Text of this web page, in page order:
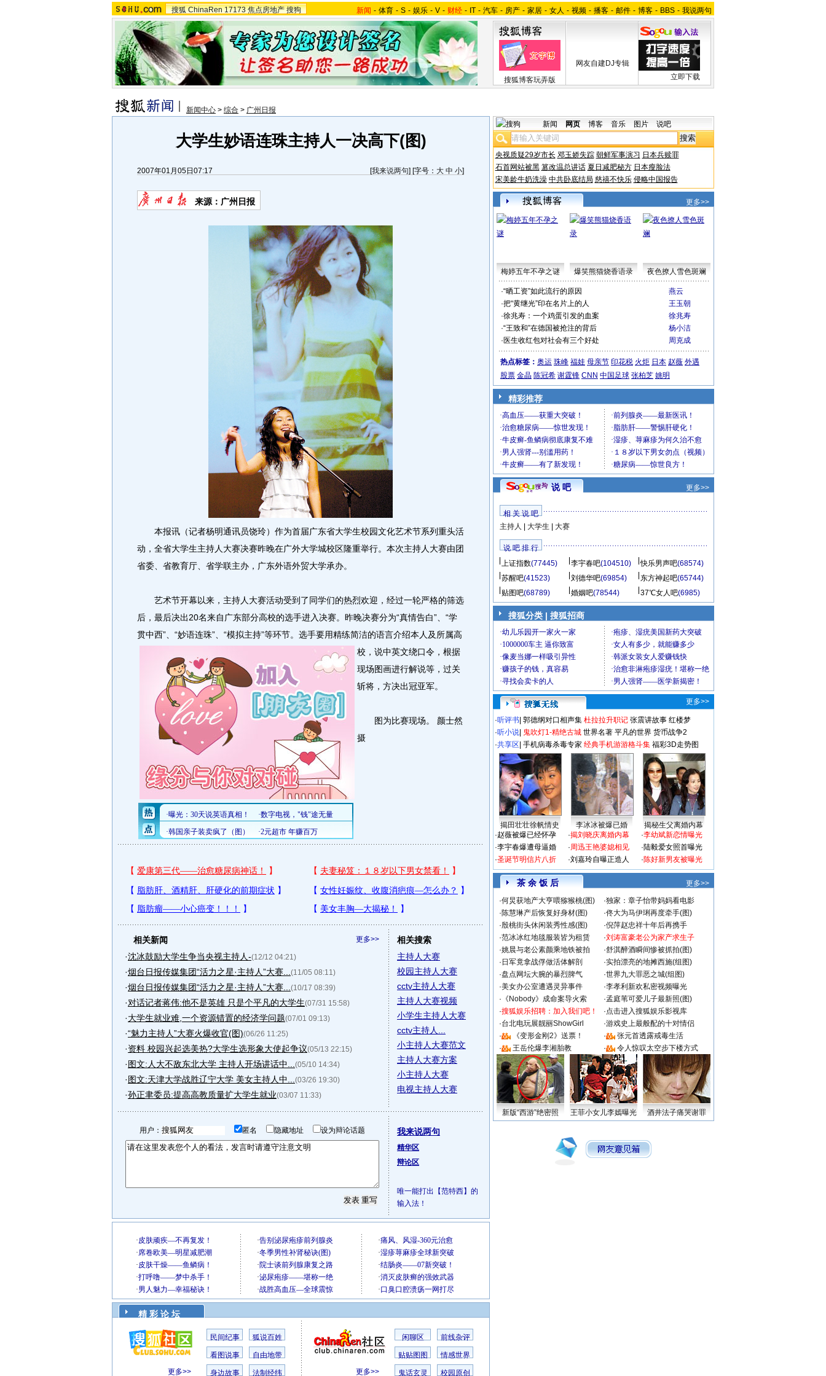
搜狐 ChinaRen 17173 焦点房地产 搜狗 新闻 - 体育 - S - 娱乐 - V - 财经 - IT - 汽车 - 房产 - 家居 - 女人 - 视频 - 播客 - 邮件 - 博客 - BBS - 我说两句
搜狐博客玩弄版
网友自建DJ专辑
立即下载
新闻中心 > 综合 > 广州日报
大学生妙语连珠主持人一决高下(图)
2007年01月05日07:17 [我来说两句] [字号： 大 中 小]
来源：广州日报
本报讯（记者杨明通讯员饶玲）作为首届广东省大学生校园文化艺术节系列重头活
动，全省大学生主持人大赛决赛昨晚在广外大学城校区隆重举行。本次主持人大赛由团
省委、省教育厅、省学联主办，广东外语外贸大学承办。
艺术节开幕以来，主持人大赛活动受到了同学们的热烈欢迎，经过一轮严格的筛选
后，最后决出20名来自广东部分高校的选手进入决赛。昨晚决赛分为“真情告白”、“学
贯中西”、“妙语连珠”、“模拟主持”等环节。 选手要用精练简洁的语言介绍本人及所属高
校，说中英文绕口令，根据
现场图画进行解说等，过关
斩将，方决出冠亚军。
图为比赛现场。 颜士然
摄
更多>>
相关新闻
·沈冰鼓励大学生争当央视主持人-(12/12 04:21)
·烟台日报传媒集团“活力之星·主持人”大赛... (11/05 08:11)
·烟台日报传媒集团“活力之星·主持人”大赛... (10/17 08:39)
·对话记者蒋伟:他不是英雄 只是个平凡的大学生(07/31 15:58)
·大学生就业难,一个资源错置的经济学问题(07/01 09:13)
·“魅力主持人”大赛火爆收官(图)(06/26 11:25)
·资料 校园兴起选美热?大学生选形象大使起争议(05/13 22:15)
·图文:人大不敌东北大学 主持人开场讲话中... (05/10 14:34)
·图文:天津大学战胜辽宁大学 美女主持人中... (03/26 19:30)
·孙正聿委员:提高高教质量扩大学生就业(03/07 11:33)
相关搜索
主持人大赛
校园主持人大赛
cctv主持人大赛
主持人大赛视频
小学生主持人大赛
cctv主持人...
小主持人大赛范文
主持人大赛方案
小主持人大赛
电视主持人大赛
用户： 匿名 隐藏地址 设为辩论话题 我来说两句
精华区
辩论区
唯一能打出【范特西】的
输入法！
精 彩 论 坛
更多>>
民间纪事 狐说百姓
看图说事 自由地带
身边故事 法制经纬 更多>>
闲聊区 前线杂评
贴贴图图 情感世界
鬼话玄灵 校园原创
新闻 网页 博客 音乐 图片 说吧
央视质疑29岁市长 邓玉娇失踪 朝鲜军事演习 日本兵赎罪
石首网站被黑 篡改温总讲话 夏日减肥秘方 日本瘦脸法
宋美龄牛奶洗澡 中共卧底结局 慈禧不快乐 侵略中国报告
更多>>
梅婷五年不孕之谜 爆笑熊猫烧香语录 夜色撩人雪色斑斓
·“晒工资”如此流行的原因
燕云
·把“黄继光”印在名片上的人
王玉朝
·徐兆寿：一个鸡蛋引发的血案
徐兆寿
·“王致和”在德国被抢注的背后
杨小洁
· 医生收红包对社会有三个好处 周克成
热点标签： 奥运 珠峰 福娃 母亲节 印花税 火炬 日本 赵薇 外遇
股票 金晶 陈冠希 谢霆锋 CNN 中国足球 张柏芝 姚明
精彩推荐
说 吧 更多>>
相 关 说 吧
主持人
大学生 大赛
说 吧 排 行
上证指数(77445) 李宇春吧(104510) 快乐男声吧(68574)
苏醒吧(41523) 刘德华吧(69854) 东方神起吧(65744)
贴图吧(68789) 婚姻吧(78544) 37℃女人吧(6985)
搜狐分类 | 搜狐招商
更多>>
·听评书 郭德纲对口相声集 杜拉拉升职记 张震讲故事 红楼梦
·听小说 鬼吹灯1-精绝古城 世界名著 平凡的世界 货币战争2
·共享区 手机病毒杀毒专家 经典手机游游格斗集 福彩3D走势图
揭田壮壮徐帆情史 李冰冰被爆已婚
揭秘生父离婚内幕
·赵薇被爆已经怀孕
·李宇春爆遭母逼婚
·圣诞节明信片八折
·揭刘晓庆离婚内幕
·周迅王艳婆媳相见
·刘嘉玲自曝正造人
·李幼斌新恋情曝光
·陆毅爱女照首曝光
·陈好新男友被曝光
茶 余 饭 后
更多>>
·何炅获地产大亨喂猕猴桃(图) ·独家：章子怡带妈妈看电影
·陈慧琳产后恢复好身材(图) ·佟大为马伊琍再度牵手(图)
·殷桃街头休闲装秀性感(图) ·倪萍赵忠祥十年后再携手
·范冰冰红地毯服装皆为租赁 ·刘涛富豪老公为家产求生子
·姚晨与老公素颜乘地铁被拍 ·舒淇醉酒瞬间惨被抓拍(图)
· 日军竟拿战俘做活体解剖 ·实拍漂亮的地摊西施(组图)
·盘点网坛大腕的暴烈脾气 ·世界九大罪恶之城(组图)
·美女办公室遭遇灵异事件 ·李孝利新欢私密视频曝光
· 《Nobody》成命案导火索 ·孟庭苇可爱儿子最新照(图)
·搜狐娱乐招聘：加入我们吧！ ·点击进入搜狐娱乐影视库
·台北电玩展靓丽ShowGirl ·游戏史上最般配的十对情侣
·
《变形金刚2》送票！ ·
张元首透露戒毒生活
·
王岳伦爆李湘胎教 · 令人惊叹太空步下楼方式
新版“西游”绝密照 王菲小女儿李嫣曝光 酒井法子痛哭谢罪